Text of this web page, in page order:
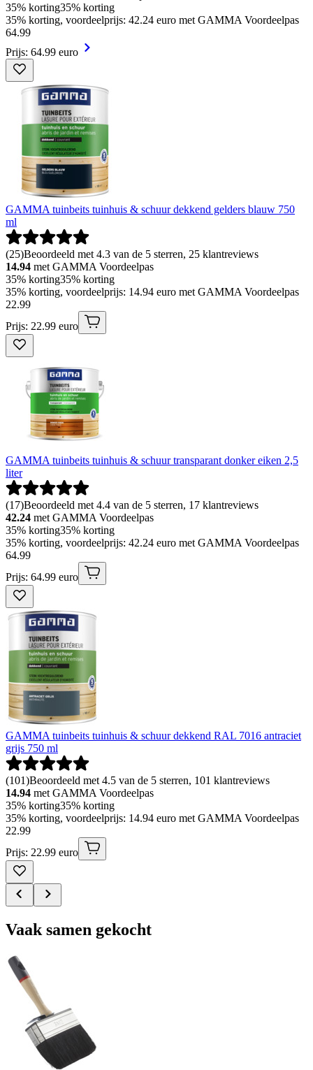
35% korting35% korting
35% korting, voordeelprijs: 42.24 euro met GAMMA Voordeelpas
64.99
Prijs: 64.99 euro
GAMMA tuinbeits tuinhuis & schuur dekkend gelders blauw 750
ml
(25)Beoordeeld met 4.3 van de 5 sterren, 25 klantreviews
14.94 met GAMMA Voordeelpas
35% korting35% korting
35% korting, voordeelprijs: 14.94 euro met GAMMA Voordeelpas
22.99
Prijs: 22.99 euro
GAMMA tuinbeits tuinhuis & schuur transparant donker eiken 2,5
liter
(17)Beoordeeld met 4.4 van de 5 sterren, 17 klantreviews
42.24 met GAMMA Voordeelpas
35% korting35% korting
35% korting, voordeelprijs: 42.24 euro met GAMMA Voordeelpas
64.99
Prijs: 64.99 euro
GAMMA tuinbeits tuinhuis & schuur dekkend RAL 7016 antraciet
grijs 750 ml
(101)Beoordeeld met 4.5 van de 5 sterren, 101 klantreviews
14.94 met GAMMA Voordeelpas
35% korting35% korting
35% korting, voordeelprijs: 14.94 euro met GAMMA Voordeelpas
22.99
Prijs: 22.99 euro
Vaak samen gekocht